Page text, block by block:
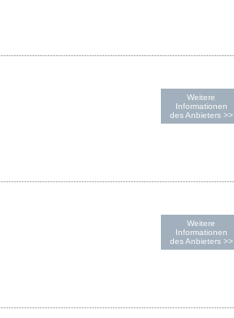
Weitere
Informationen
des Anbieters >>
Weitere
Informationen
des Anbieters >>